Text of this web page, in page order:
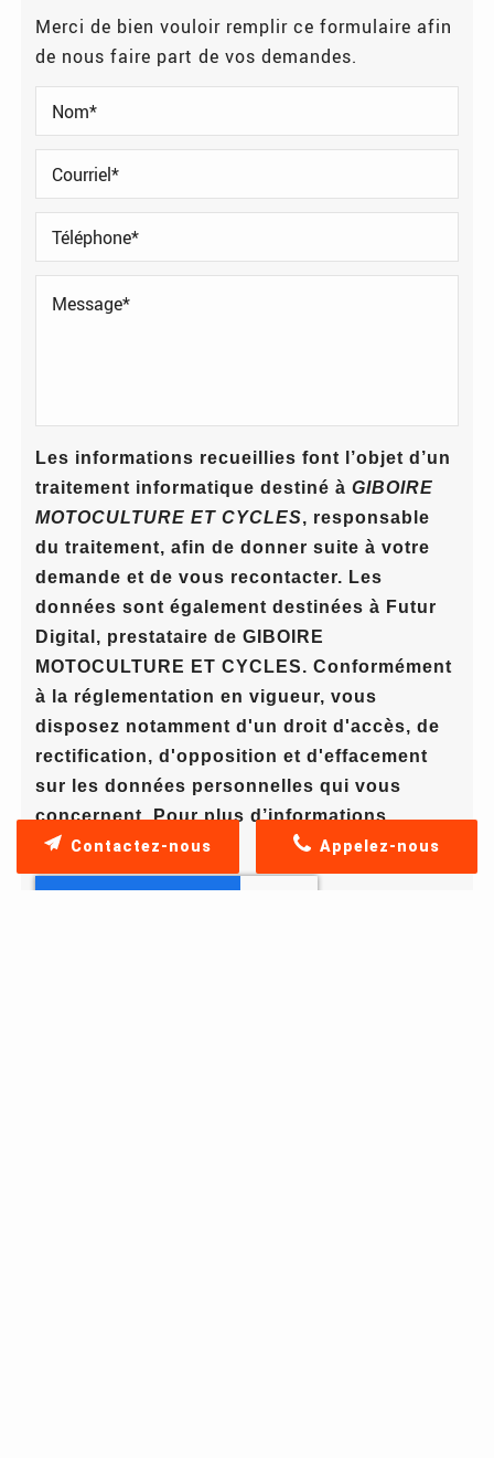
Merci de bien vouloir remplir ce formulaire afin
de nous faire part de vos demandes.
Les informations recueillies font l’objet d’un
traitement informatique destiné à GIBOIRE
MOTOCULTURE ET CYCLES, responsable
du traitement, afin de donner suite à votre
demande et de vous recontacter. Les
données sont également destinées à Futur
Digital, prestataire de GIBOIRE
MOTOCULTURE ET CYCLES. Conformément
à la réglementation en vigueur, vous
disposez notamment d'un droit d'accès, de
rectification, d'opposition et d'effacement
sur les données personnelles qui vous
concernent. Pour plus d’informations,
cliquezici. Appelez-nous
Contactez-nous